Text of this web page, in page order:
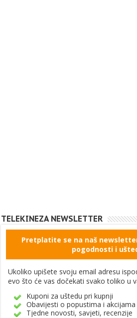
TELEKINEZA NEWSLETTER
Pretplatite se na naš
pogodnosti i
Ukoliko upišete svoju email adresu
evo što će vas dočekati svako toliko u
Kuponi za uštedu pri kupnji
Obavijesti o popustima i akcijama
Tjedne novosti, savjeti, recenzije